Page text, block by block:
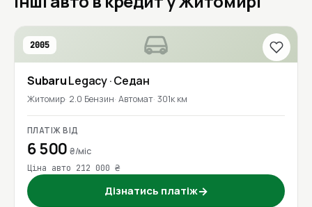
2005
SubaruLegacy· Седан
Житомир 2.0 Бензин Автомат 301к км
ПЛАТІЖ ВІД
6 500₴/міс
Ціна авто 212 000 ₴
Дізнатись платіж→